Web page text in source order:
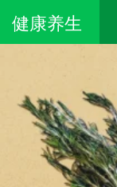
健康养生